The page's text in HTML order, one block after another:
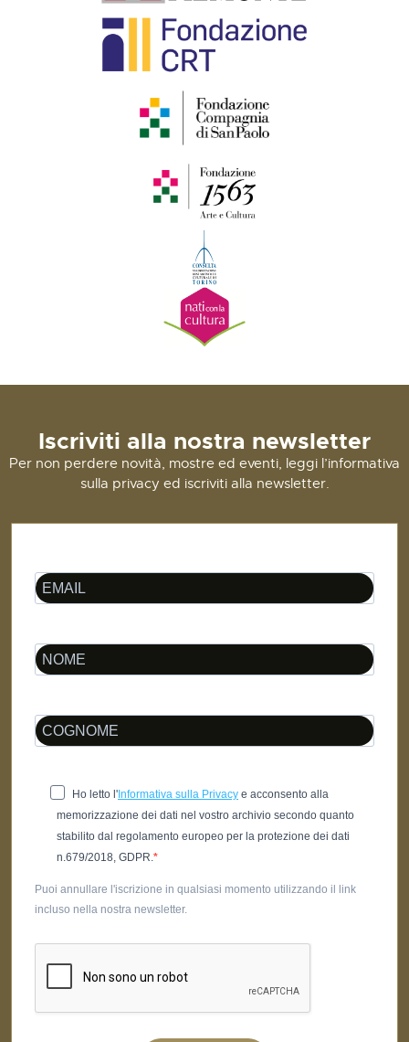
Iscriviti alla nostra newsletter
Per non perdere novità, mostre ed eventi, leggi l’informativa
sulla privacy ed iscriviti alla newsletter.
Ho letto l' Informativa sulla Privacy e acconsento alla
memorizzazione dei dati nel vostro archivio secondo quanto
stabilito dal regolamento europeo per la protezione dei dati
n.679/2018, GDPR.
Puoi annullare l'iscrizione in qualsiasi momento utilizzando il link
incluso nella nostra newsletter.